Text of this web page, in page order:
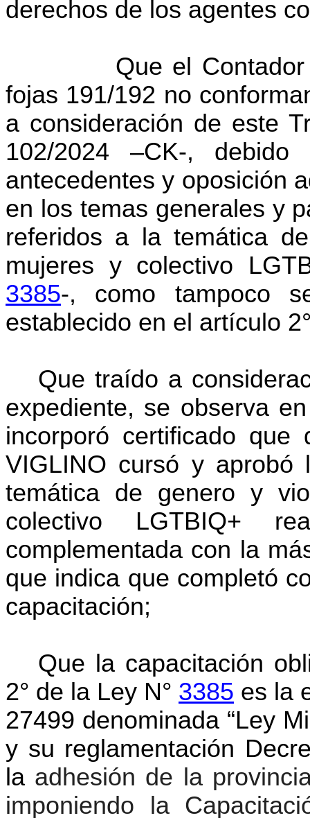
derechos de los agentes
Que el Contador
fojas 191/192 no
a consideración de este
102/2024 –CK-,
antecedentes y oposición
en los temas generales y
referidos a la temática
mujeres y colectivo
3385-, como tampoco
establecido en el artículo
Que traído a
expediente, se observa
incorporó certificado
VIGLINO cursó y aprobó
temática de genero y
colectivo LGTBIQ+
complementada con la
que indica que completó
capacitación;
Que la capacitación
2° de la Ley N° 3385 es la
27499 denominada “Ley
y su reglamentación
la adhesión de la
imponiendo la